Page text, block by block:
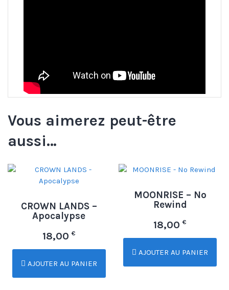
Vous aimerez peut-être
aussi…
CROWN LANDS –
Apocalypse
18,00 €
AJOUTER AU PANIER
MOONRISE – No
Rewind
18,00€
AJOUTER AU PANIER